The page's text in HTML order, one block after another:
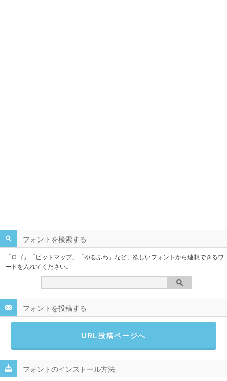
フォントを検索する
「ロゴ」「ビットマップ」「ゆるふわ」など、欲しいフォントから連想できるワ
ードを入れてください。
フォントを投稿する
URL投稿ページへ
フォントのインストール方法